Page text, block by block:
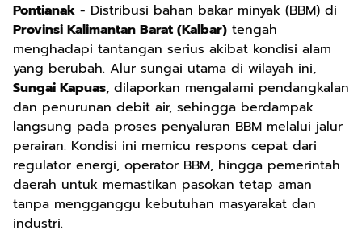
Pontianak - Distribusi bahan bakar minyak (BBM) di
Provinsi Kalimantan Barat (Kalbar) tengah
menghadapi tantangan serius akibat kondisi alam
yang berubah. Alur sungai utama di wilayah ini,
Sungai Kapuas, dilaporkan mengalami pendangkalan
dan penurunan debit air, sehingga berdampak
langsung pada proses penyaluran BBM melalui jalur
perairan. Kondisi ini memicu respons cepat dari
regulator energi, operator BBM, hingga pemerintah
daerah untuk memastikan pasokan tetap aman
tanpa mengganggu kebutuhan masyarakat dan
industri.